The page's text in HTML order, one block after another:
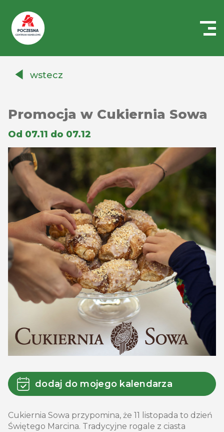
Auchanwstecz
Promocja w Cukiernia Sowa
Od 07.11 do 07.12
dodaj do mojego kalendarza
Cukiernia Sowa przypomina, że 11 listopada to dzień
Świętego Marcina. Tradycyjne rogale z ciasta